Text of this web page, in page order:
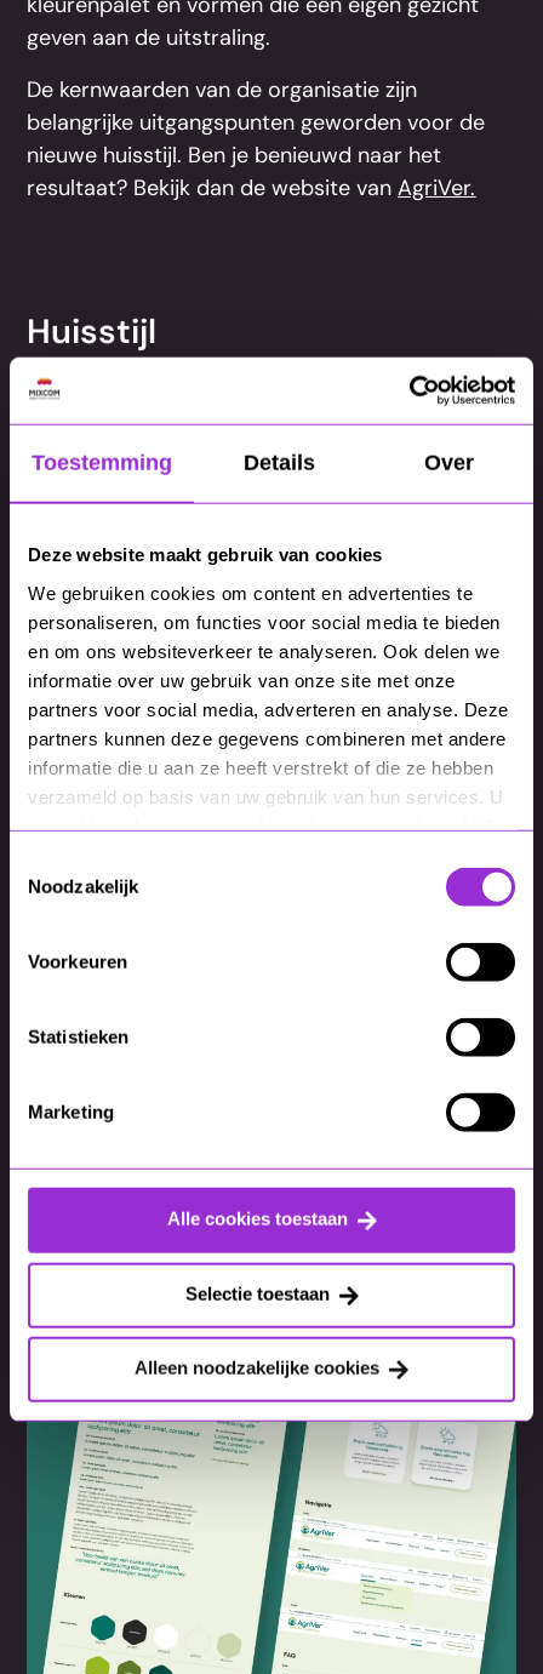
Toestemming Details Over
Deze website maakt gebruik van cookies
We gebruiken cookies om content en advertenties te
personaliseren, om functies voor social media te bieden
en om ons websiteverkeer te analyseren. Ook delen we
informatie over uw gebruik van onze site met onze
partners voor social media, adverteren en analyse. Deze
partners kunnen deze gegevens combineren met andere
informatie die u aan ze heeft verstrekt of die ze hebben
verzameld op basis van uw gebruik van hun services. U
Noodzakelijk
Voorkeuren
Statistieken
Marketing
Alle cookies toestaan
Selectie toestaan
Alleen noodzakelijke cookies
geven aan de uitstraling.
De kernwaarden van de organisatie zijn
belangrijke uitgangspunten geworden voor de
nieuwe huisstijl. Ben je benieuwd naar het
resultaat? Bekijk dan de website vanAgriVer.
Huisstijl